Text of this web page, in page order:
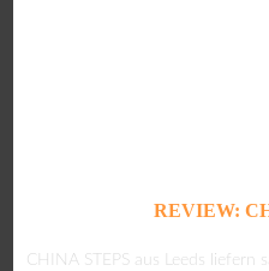
REVIEW:
CHINA STEPS aus Leeds liefern